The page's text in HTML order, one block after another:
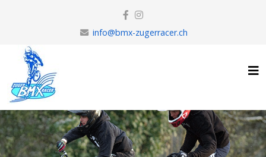
info@bmx-zugerracer.ch